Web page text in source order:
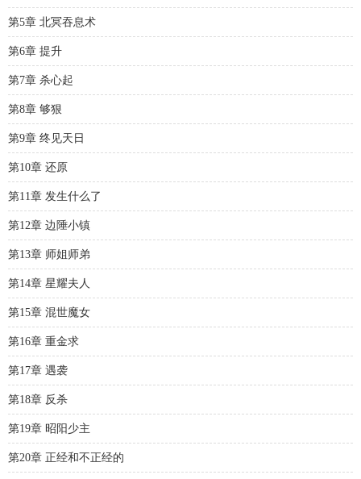
第5章 北冥吞息术
第6章 提升
第7章 杀心起
第8章 够狠
第9章 终见天日
第10章 还原
第11章 发生什么了
第12章 边陲小镇
第13章 师姐师弟
第14章 星耀夫人
第15章 混世魔女
第16章 重金求
第17章 遇袭
第18章 反杀
第19章 昭阳少主
第20章 正经和不正经的